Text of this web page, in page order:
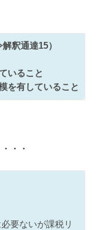
釈通達15）
いること
を有していること
・・
要ないが課税リ